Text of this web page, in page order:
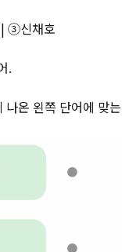
③신채호
.
온 왼쪽 단어에 맞